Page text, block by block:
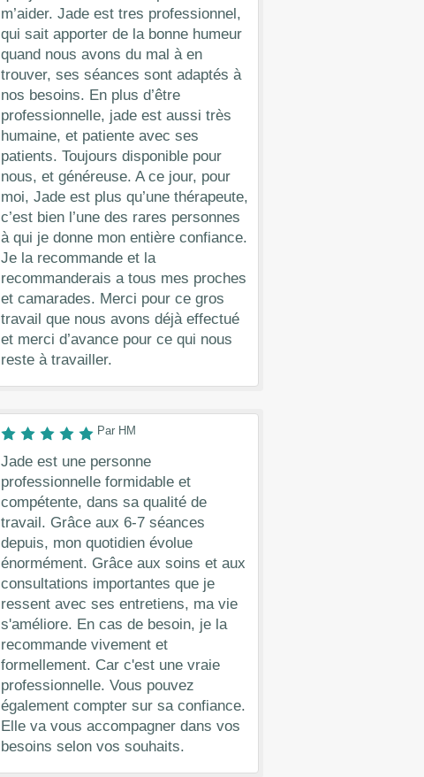
m’aider. Jade est tres professionnel,
qui sait apporter de la bonne humeur
quand nous avons du mal à en
trouver, ses séances sont adaptés à
nos besoins. En plus d’être
professionnelle, jade est aussi très
humaine, et patiente avec ses
patients. Toujours disponible pour
nous, et généreuse. A ce jour, pour
moi, Jade est plus qu’une thérapeute,
c’est bien l’une des rares personnes
à qui je donne mon entière confiance.
Je la recommande et la
recommanderais a tous mes proches
et camarades. Merci pour ce gros
travail que nous avons déjà effectué
et merci d’avance pour ce qui nous
reste à travailler.
Par HM
Jade est une personne
professionnelle formidable et
compétente, dans sa qualité de
travail. Grâce aux 6-7 séances
depuis, mon quotidien évolue
énormément. Grâce aux soins et aux
consultations importantes que je
ressent avec ses entretiens, ma vie
s'améliore. En cas de besoin, je la
recommande vivement et
formellement. Car c'est une vraie
professionnelle. Vous pouvez
également compter sur sa confiance.
Elle va vous accompagner dans vos
besoins selon vos souhaits.